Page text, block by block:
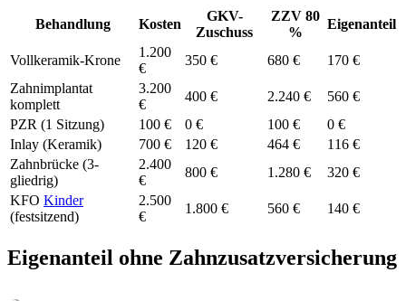
Behandlung Kosten
GKV-
Zuschuss
ZZV 80
%
Eigenanteil
Vollkeramik-Krone
1.200
€
350 € 680 €
170 €
Zahnimplantat
komplett
3.200
€
400 € 2.240 €
560 €
PZR (1 Sitzung)
100 € 0 € 100 €
0 €
Inlay (Keramik)
700 € 120 € 464 €
116 €
Zahnbrücke (3-
gliedrig)
2.400
€
800 € 1.280 €
320 €
KFO Kinder
(festsitzend)
2.500
€
1.800 € 560 € 140 €
Eigenanteil ohne Zahnzusatzversicherung